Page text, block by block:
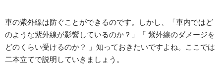
車の紫外線は防ぐことができるのです。しかし、「車内ではど
のような紫外線が影響しているのか？」「 紫外線のダメージを
どのくらい受けるのか？ 」知っておきたいですよね。ここでは
二本立てで説明していきましょう。